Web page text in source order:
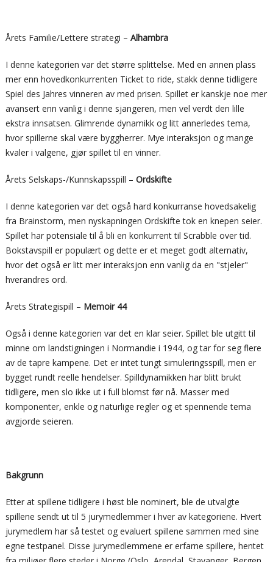
Årets Familie/Lettere strategi – Alhambra
I denne kategorien var det større splittelse. Med en annen plass
mer enn hovedkonkurrenten Ticket to ride, stakk denne tidligere
Spiel des Jahres vinneren av med prisen. Spillet er kanskje noe mer
avansert enn vanlig i denne sjangeren, men vel verdt den lille
ekstra innsatsen. Glimrende dynamikk og litt annerledes tema,
hvor spillerne skal være byggherrer. Mye interaksjon og mange
kvaler i valgene, gjør spillet til en vinner.
Årets Selskaps-/Kunnskapsspill – Ordskifte
I denne kategorien var det også hard konkurranse hovedsakelig
fra Brainstorm, men nyskapningen Ordskifte tok en knepen seier.
Spillet har potensiale til å bli en konkurrent til Scrabble over tid.
Bokstavspill er populært og dette er et meget godt alternativ,
hvor det også er litt mer interaksjon enn vanlig da en "stjeler"
hverandres ord.
Årets Strategispill – Memoir 44
Også i denne kategorien var det en klar seier. Spillet ble utgitt til
minne om landstigningen i Normandie i 1944, og tar for seg flere
av de tapre kampene. Det er intet tungt simuleringsspill, men er
bygget rundt reelle hendelser. Spilldynamikken har blitt brukt
tidligere, men slo ikke ut i full blomst før nå. Masser med
komponenter, enkle og naturlige regler og et spennende tema
avgjorde seieren.
Bakgrunn
Etter at spillene tidligere i høst ble nominert, ble de utvalgte
spillene sendt ut til 5 jurymedlemmer i hver av kategoriene. Hvert
jurymedlem har så testet og evaluert spillene sammen med sine
egne testpanel. Disse jurymedlemmene er erfarne spillere, hentet